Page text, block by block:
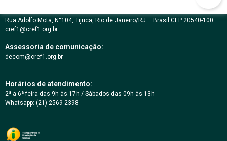
Rua Adolfo Mota, N°104, Tijuca, Rio de Janeiro/RJ – Brasil CEP 20540-100
cref1@cref1.org.br
Assessoria de comunicação:
decom@cref1.org.br
Horários de atendimento:
2ª a 6ª feira das 9h às 17h / Sábados das 09h às 13h
Whatsapp: (21) 2569-2398